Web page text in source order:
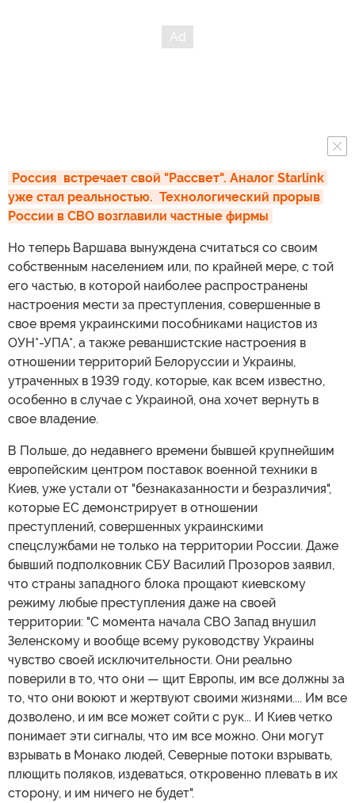
Россия  встречает свой "Рассвет". Аналог Starlink
уже стал реальностью.  Технологический прорыв
России в СВО возглавили частные фирмы
Но теперь Варшава вынуждена считаться со своим
собственным населением или, по крайней мере, с той
его частью, в которой наиболее распространены
настроения мести за преступления, совершенные в
свое время украинскими пособниками нацистов из
ОУН*-УПА*, а также реваншистские настроения в
отношении территорий Белоруссии и Украины,
утраченных в 1939 году, которые, как всем известно,
особенно в случае с Украиной, она хочет вернуть в
свое владение.
В Польше, до недавнего времени бывшей крупнейшим
европейским центром поставок военной техники в
Киев, уже устали от "безнаказанности и безразличия",
которые ЕС демонстрирует в отношении
преступлений, совершенных украинскими
спецслужбами не только на территории России. Даже
бывший подполковник СБУ Василий Прозоров заявил,
что страны западного блока прощают киевскому
режиму любые преступления даже на своей
территории: "С момента начала СВО Запад внушил
Зеленскому и вообще всему руководству Украины
чувство своей исключительности. Они реально
поверили в то, что они — щит Европы, им все должны за
то, что они воюют и жертвуют своими жизнями.... Им все
дозволено, и им все может сойти с рук... И Киев четко
понимает эти сигналы, что им все можно. Они могут
взрывать в Монако людей, Северные потоки взрывать,
плющить поляков, издеваться, откровенно плевать в их
сторону, и им ничего не будет".